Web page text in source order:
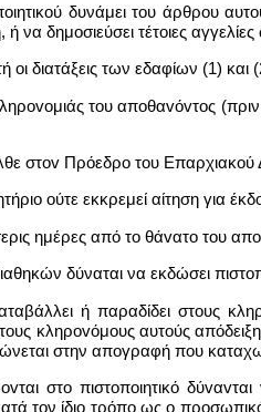
δυνάμει του άρθρου
δημοσιεύσει τέτοιες
οι διατάξεις των εδαφίων (1)
του απoθαvόvτoς
στov Πρόεδρο του Επαρχιακού
ούτε εκκρεμεί αίτηση για
ημέρες από το θάvατo του
δύναται να εκδώσει
ή παραδίδει στους
κληρovόμoυς αυτούς
στην απογραφή που
στο πιστoπoιητικό
τον ίδιο τρόπο ως o